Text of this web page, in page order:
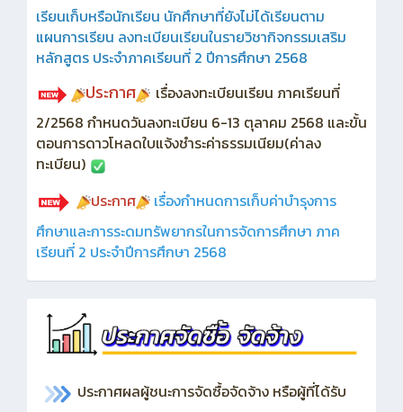
เรียนเก็บหรือนักเรียน นักศึกษาที่ยังไม่ได้เรียนตาม
แผนการเรียน ลงทะเบียนเรียนในรายวิชากิจกรรมเสริม
หลักสูตร ประจำภาคเรียนที่ 2 ปีการศึกษา 2568
ประกาศ
เรื่องลงทะเบียนเรียน ภาคเรียนที่
2/2568 กำหนดวันลงทะเบียน 6-13 ตุลาคม 2568 และขั้น
ตอนการดาวโหลดใบแจ้งชำระค่าธรรมเนียม(ค่าลง
ทะเบียน)
ประกาศ
เรื่องกำหนดการเก็บค่าบำรุงการ
ศึกษาและการระดมทรัพยากรในการจัดการศึกษา ภาค
เรียนที่ 2 ประจำปีการศึกษา 2568
ประกาศผลผู้ชนะการจัดซื้อจัดจ้าง หรือผู้ที่ได้รับ